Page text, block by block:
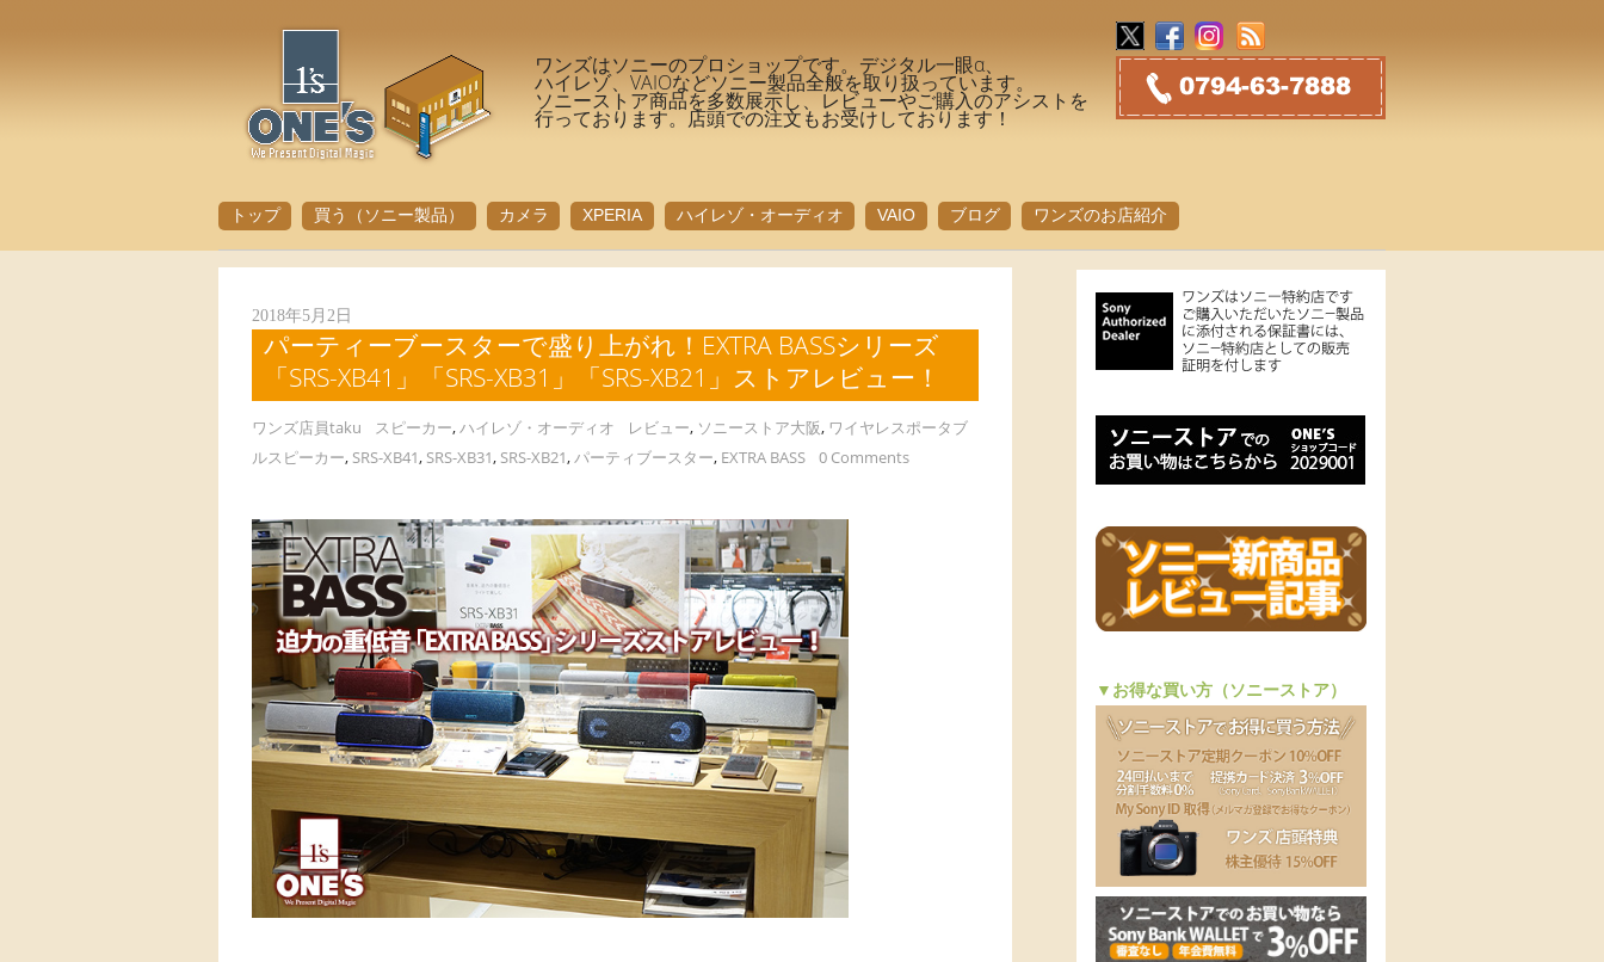
ワンズはソニーのプロショップです。デジタル一眼α、
ハイレゾ、VAIOなどソニー製品全般を取り扱っています。
ソニーストア商品を多数展示し、レビューやご購入のアシストを
行っております。店頭での注文もお受けしております！
トップ 買う（ソニー製品） カメラ XPERIA ハイレゾ・オーディオ VAIO ブログ ワンズのお店紹介
2018年5月2日
パーティーブースターで盛り上がれ！EXTRA BASSシリーズ
「SRS-XB41」「SRS-XB31」「SRS-XB21」ストアレビュー！
ワンズ店員taku スピーカー,ハイレゾ・オーディオ レビュー, ソニーストア大阪, ワイヤレスポータブ
ルスピーカー, SRS-XB41, SRS-XB31, SRS-XB21,パーティブースター, EXTRA BASS 0 Comments
▼お得な買い方（ソニーストア）